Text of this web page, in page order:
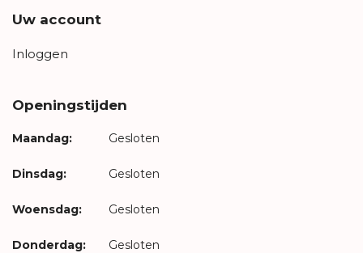
Uw account
Inloggen
Openingstijden
Maandag: Gesloten
Dinsdag: Gesloten
Woensdag: Gesloten
Donderdag: Gesloten